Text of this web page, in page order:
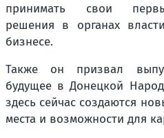
принимать свои
решения в органах
бизнесе.
Также он призвал
будущее в Донецкой
здесь сейчас создаются
места и возможности для